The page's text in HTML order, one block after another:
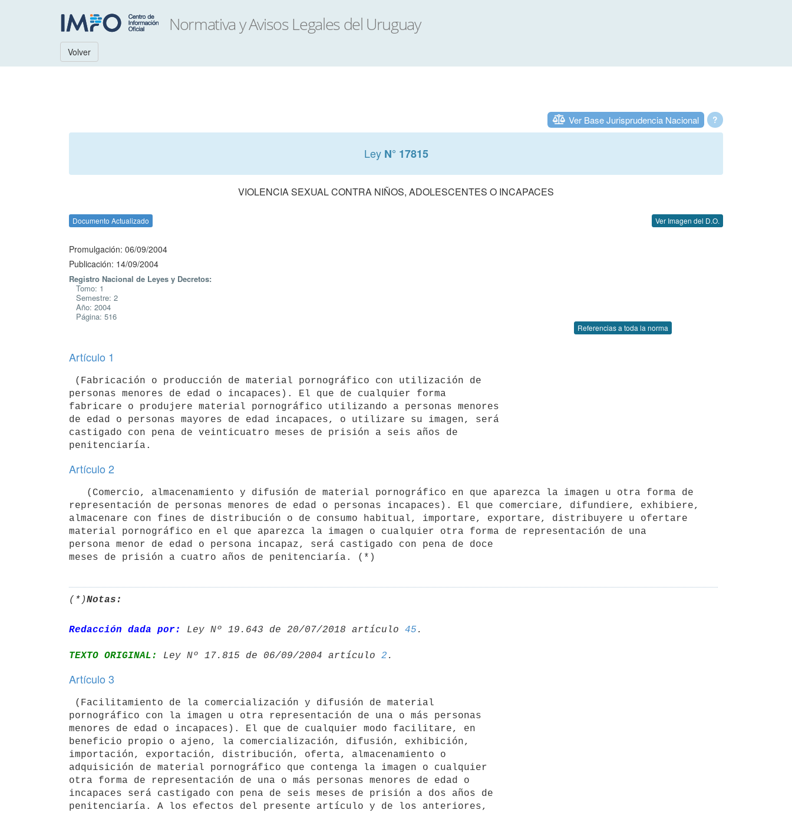
Volver
?
Ver Base Jurisprudencia Nacional
Ley N° 17815
VIOLENCIA SEXUAL CONTRA NIÑOS, ADOLESCENTES O INCAPACES
Documento Actualizado Ver Imagen del D.O.
Promulgación: 06/09/2004
Publicación: 14/09/2004
Registro Nacional de Leyes y Decretos:
Tomo: 1
Semestre: 2
Año: 2004
Página: 516
Referencias a toda la norma
Artículo 1
personas menores de edad o incapaces). El que de cualquier forma
fabricare o produjere material pornográfico utilizando a personas menores
de edad o personas mayores de edad incapaces, o utilizare su imagen, será
castigado con pena de veinticuatro meses de prisión a seis años de
Artículo 2
representación de personas menores de edad o personas incapaces). El que comerciare, difundiere, exhibiere,
almacenare con fines de distribución o de consumo habitual, importare, exportare, distribuyere u ofertare
material pornográfico en el que aparezca la imagen o cualquier otra forma de representación de una
persona menor de edad o persona incapaz, será castigado con pena de doce
meses de prisión a cuatro años de penitenciaría. (*)
(*)Notas:
Redacción dada por: Ley Nº 19.643 de 20/07/2018 artículo 45
TEXTO ORIGINAL: Ley Nº 17.815 de 06/09/2004 artículo 2
Artículo 3
pornográfico con la imagen u otra representación de una o más personas
menores de edad o incapaces). El que de cualquier modo facilitare, en
beneficio propio o ajeno, la comercialización, difusión, exhibición,
importación, exportación, distribución, oferta, almacenamiento o
adquisición de material pornográfico que contenga la imagen o cualquier
otra forma de representación de una o más personas menores de edad o
incapaces será castigado con pena de seis meses de prisión a dos años de
penitenciaría. A los efectos del presente artículo y de los anteriores,